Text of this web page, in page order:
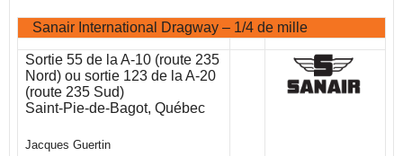
Sanair International Dragway – 1/4 de mille
Sortie 55 de la A-10 (route 235
Nord) ou sortie 123 de la A-20
(route 235 Sud)
Saint-Pie-de-Bagot, Québec
Jacques Guertin